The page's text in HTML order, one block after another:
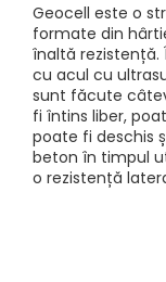
Geocell este o
formate din
înaltă rezistență.
cu acul cu
sunt făcute
fi întins liber,
poate fi deschis
beton în timpul
o rezistență